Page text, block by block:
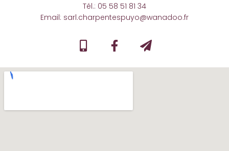
Tél.: 05 58 51 81 34
Email: sarl.charpentespuyo@wanadoo.fr